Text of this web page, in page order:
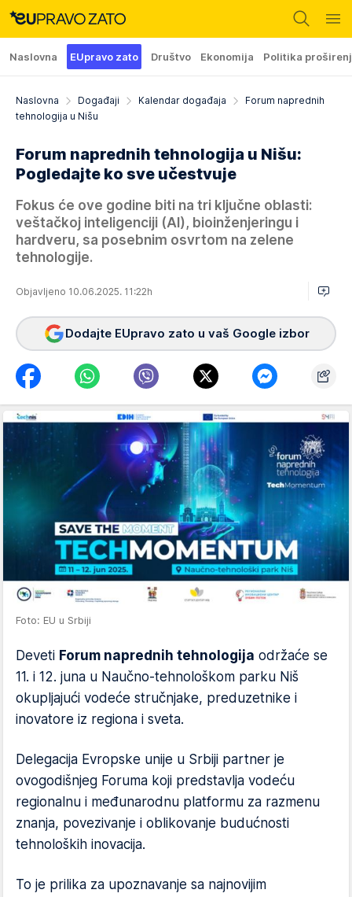
Naslovna EUpravo zato Društvo Ekonomija Politika
Naslovna Događaji Kalendar događaja
Forum naprednih
tehnologija u Nišu
Forum naprednih tehnologija u Nišu:
Pogledajte ko sve učestvuje
Fokus će ove godine biti na tri ključne oblasti:
veštačkoj inteligenciji (AI), bioinženjeringu i
hardveru, sa posebnim osvrtom na zelene
tehnologije.
Objavljeno 10.06.2025. 11:22h
Dodajte EUpravo zato u vaš Google izbor
Foto: EU u Srbiji
Deveti Forum naprednih tehnologija održaće se
11. i 12. juna u Naučno-tehnološkom parku Niš
okupljajući vodeće stručnjake, preduzetnike i
inovatore iz regiona i sveta.
Delegacija Evropske unije u Srbiji partner je
ovogodišnjeg Foruma koji predstavlja vodeću
regionalnu i međunarodnu platformu za razmenu
znanja, povezivanje i oblikovanje budućnosti
tehnoloških inovacija.
To je prilika za upoznavanje sa najnovijim